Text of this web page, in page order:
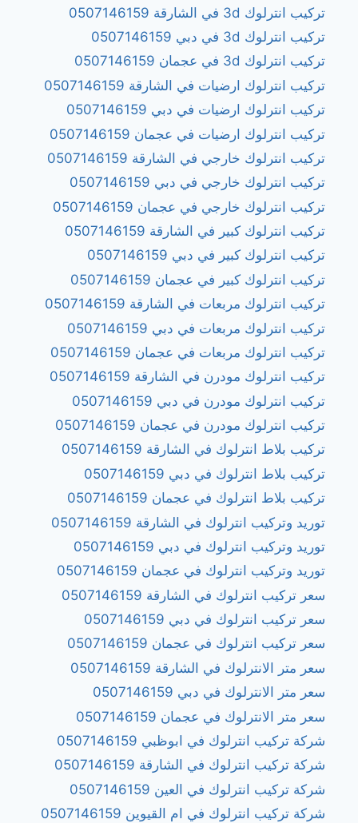
تركيب انترلوك 3d في الشارقة 0507146159
تركيب انترلوك 3d في دبي 0507146159
تركيب انترلوك 3d في عجمان 0507146159
تركيب انترلوك ارضيات في الشارقة 0507146159
تركيب انترلوك ارضيات في دبي 0507146159
تركيب انترلوك ارضيات في عجمان 0507146159
تركيب انترلوك خارجي في الشارقة 0507146159
تركيب انترلوك خارجي في دبي 0507146159
تركيب انترلوك خارجي في عجمان 0507146159
تركيب انترلوك كبير في الشارقة 0507146159
تركيب انترلوك كبير في دبي 0507146159
تركيب انترلوك كبير في عجمان 0507146159
تركيب انترلوك مربعات في الشارقة 0507146159
تركيب انترلوك مربعات في دبي 0507146159
تركيب انترلوك مربعات في عجمان 0507146159
تركيب انترلوك مودرن في الشارقة 0507146159
تركيب انترلوك مودرن في دبي 0507146159
تركيب انترلوك مودرن في عجمان 0507146159
تركيب بلاط انترلوك في الشارقة 0507146159
تركيب بلاط انترلوك في دبي 0507146159
تركيب بلاط انترلوك في عجمان 0507146159
توريد وتركيب انترلوك في الشارقة 0507146159
توريد وتركيب انترلوك في دبي 0507146159
توريد وتركيب انترلوك في عجمان 0507146159
سعر تركيب انترلوك في الشارقة 0507146159
سعر تركيب انترلوك في دبي 0507146159
سعر تركيب انترلوك في عجمان 0507146159
سعر متر الانترلوك في الشارقة 0507146159
سعر متر الانترلوك في دبي 0507146159
سعر متر الانترلوك في عجمان 0507146159
شركة تركيب انترلوك في ابوظبي 0507146159
شركة تركيب انترلوك في الشارقة 0507146159
شركة تركيب انترلوك في العين 0507146159
شركة تركيب انترلوك في ام القيوين 0507146159